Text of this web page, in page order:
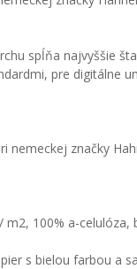
spĺňa najvyššie
pre digitálne
nemeckej značky
100% a-celulóza,
s bielou farbou a